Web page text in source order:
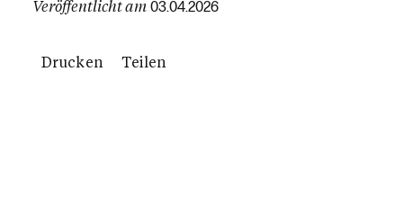
Veröffentlicht am 03.04.2026
Drucken Teilen